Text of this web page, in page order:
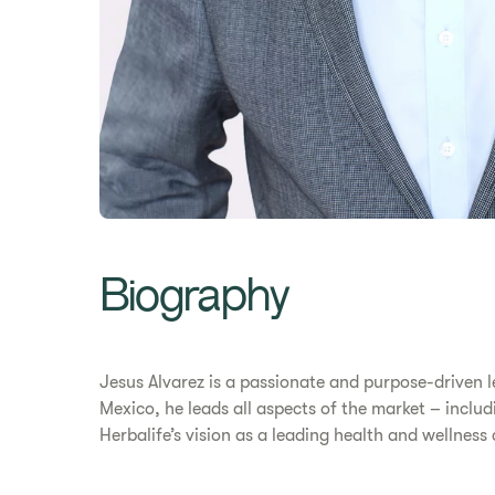
Biography
Jesus Alvarez is a passionate and purpose-
Mexico, he leads all aspects of the market –
Herbalife’s vision as a leading health and